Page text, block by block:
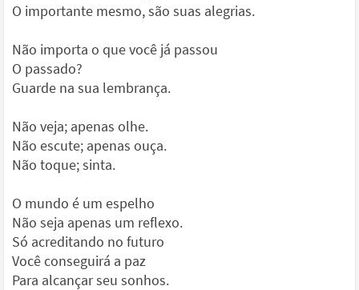
O importante mesmo, são suas alegrias.
Não importa o que você já passou
O passado?
Guarde na sua lembrança.
Não veja; apenas olhe.
Não escute; apenas ouça.
Não toque; sinta.
O mundo é um espelho
Não seja apenas um reflexo.
Só acreditando no futuro
Você conseguirá a paz
Para alcançar seu sonhos.